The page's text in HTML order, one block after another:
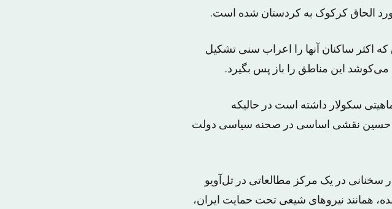
الحاق کرکوک به کردستان شده است.
اکثر ساکنان آنها را اعراب سنی تشکیل
این مناطق را باز پس بگیرد.
سکولار داشته است در حالیکه
حسین نقشی اساسی در صحنه سیاسی دولت
سخنانی در یک مرکز مطالعاتی در تل‌آویو
همانند نیروهای شیعی تحت حمایت ایران،